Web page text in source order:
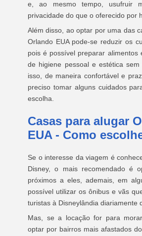
e, ao mesmo tempo, usufruir
privacidade do que o oferecido por
Além disso, ao optar por uma das
Orlando EUA pode-se reduzir os
pois é possível preparar alimentos
de higiene pessoal e estética
isso, de maneira confortável e
preciso tomar alguns cuidados
escolha.
Casas para alugar
EUA - Como
Se o interesse da viagem é
Disney, o mais recomendado é
próximos a eles, ademais, em
possível utilizar os ônibus e vãs
turistas à Disneylândia diariamente
Mas, se a locação for para
optar por bairros mais afastados